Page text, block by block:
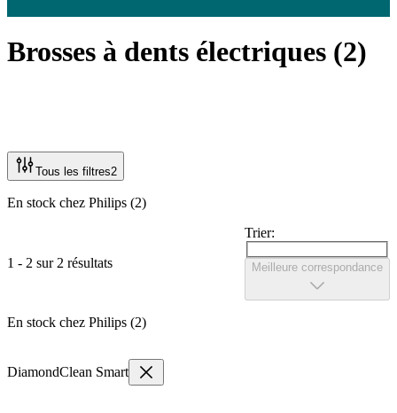
Brosses à dents électriques (2)
Tous les filtres2
En stock chez Philips (2)
1 - 2 sur 2 résultats
Trier:
Meilleure correspondance
En stock chez Philips (2)
DiamondClean Smart